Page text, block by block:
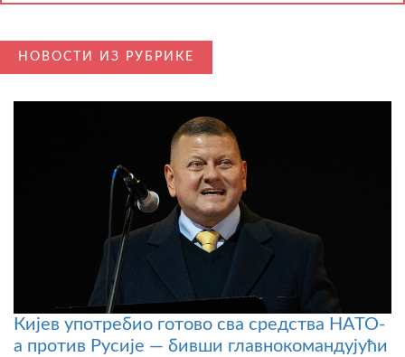
НОВОСТИ ИЗ РУБРИКЕ
Кијев употребио готово сва средства НАТО-
а против Русије — бивши главнокомандујући